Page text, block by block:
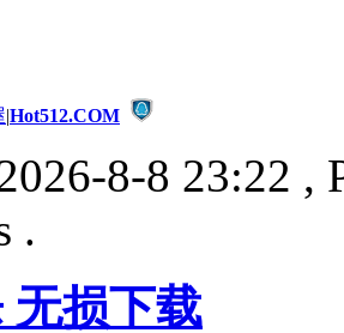
|Hot512.COM
8-8 23:22 ,
.
无损下载